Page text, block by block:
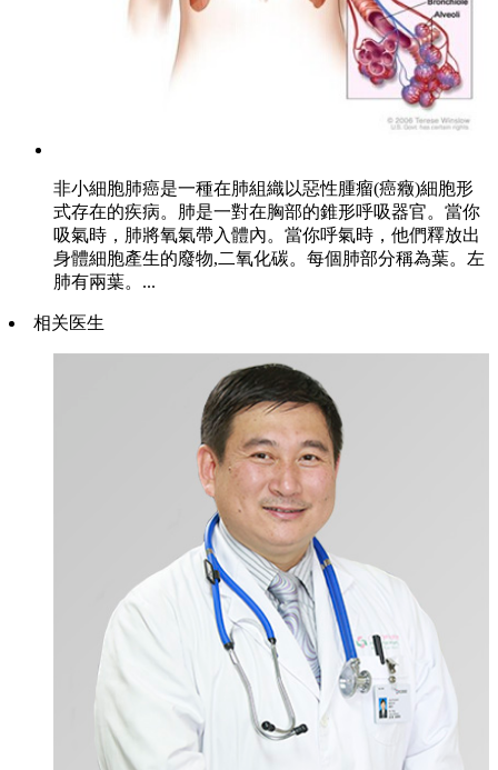
非小細胞肺癌是一種在肺組織以惡性腫瘤(癌癥)細胞形
式存在的疾病。肺是一對在胸部的錐形呼吸器官。當你
吸氣時，肺將氧氣帶入體內。當你呼氣時，他們釋放出
身體細胞產生的廢物,二氧化碳。每個肺部分稱為葉。左
肺有兩葉。...
相关医生